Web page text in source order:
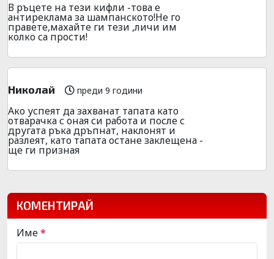
В ръцете на тези кифли -това е
антиреклама за шампанското!Не го
правете,махайте ги тези ,личи им
колко са прости!
Николай преди 9 години
Ако успеят да захванат тапата като
отварачка с оная си работа и после с
другата ръка дръпнат, наклонят и
разлеят, като тапата остане заклещена -
ще ги призная
КОМЕНТИРАЙ
Име*